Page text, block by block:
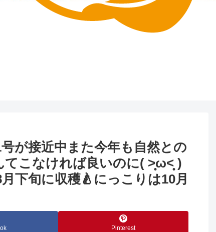
が接近中️また今年も自然との
こなければ良いのに( ˃̣̣̥ω˂̣̣̥ )
下旬に収穫🍐にっこりは10月
Pinterest